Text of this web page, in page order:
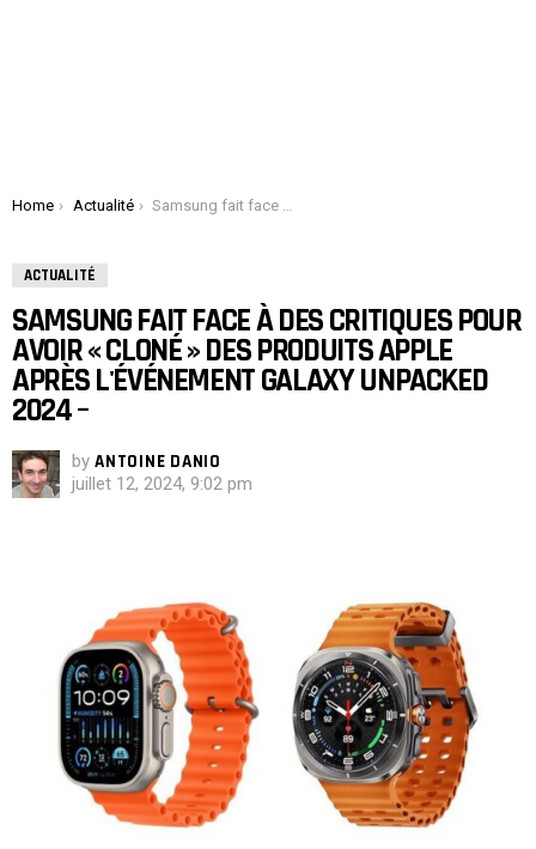
You are here:
Home Actualité Samsung fait face à des critiques pour avoir « cloné » des produits Apple après l'événement Galaxy Unpacked 2024 –
ACTUALITÉ
SAMSUNG FAIT FACE À DES CRITIQUES POUR
AVOIR « CLONÉ » DES PRODUITS APPLE
APRÈS L'ÉVÉNEMENT GALAXY UNPACKED
2024 –
by ANTOINE DANIO
juillet 12, 2024, 9:02 pm